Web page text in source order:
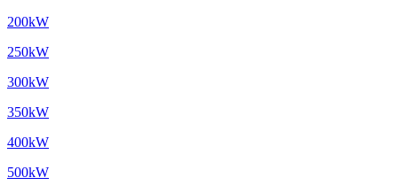
200kW
250kW
300kW
350kW
400kW
500kW